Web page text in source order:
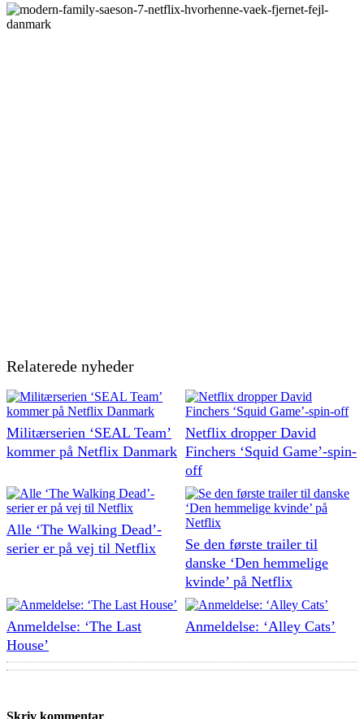
Relaterede nyheder
Militærserien ‘SEAL Team’
kommer på Netflix Danmark
Netflix dropper David
Finchers ‘Squid Game’-spin-
off
Alle ‘The Walking Dead’-
serier er på vej til Netflix
Se den første trailer til
danske ‘Den hemmelige
kvinde’ på Netflix
Anmeldelse: ‘The Last
House’
Anmeldelse: ‘Alley Cats’